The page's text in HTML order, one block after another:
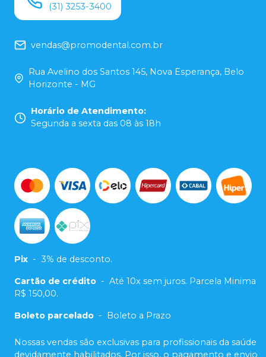
(31) 3253-3400
vendas@promodental.com.br
Rua Avelino dos Santos 145, Nova Esperança, Belo
Horizonte - MG
Horário de Atendimento:
Segunda a sexta das 08 às 18h
Pix - 3% de desconto.
Cartão de crédito - Até 10x sem juros. Parcela Minima
R$ 150,00.
Boleto parcelado - Boleto a Prazo
Nossas vendas são exclusivas para profissionais da saúde
devidamente habilitados. Por isso, o pagamento e envio